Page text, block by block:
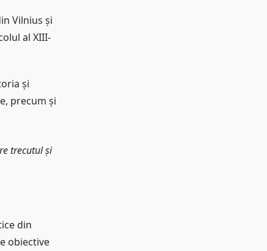
Vilnius și
al XIII-
și
precum și
trecutul și
din
obiective